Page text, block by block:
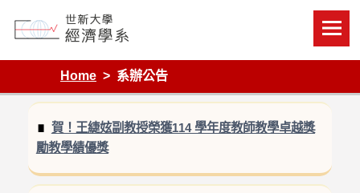
content
Department of Economics, Shih Hsin University
Home
系辦公告
賀！王緁妶副教授榮獲114 學年度教師教學卓越獎
勵教學績優獎